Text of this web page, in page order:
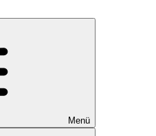
Menü